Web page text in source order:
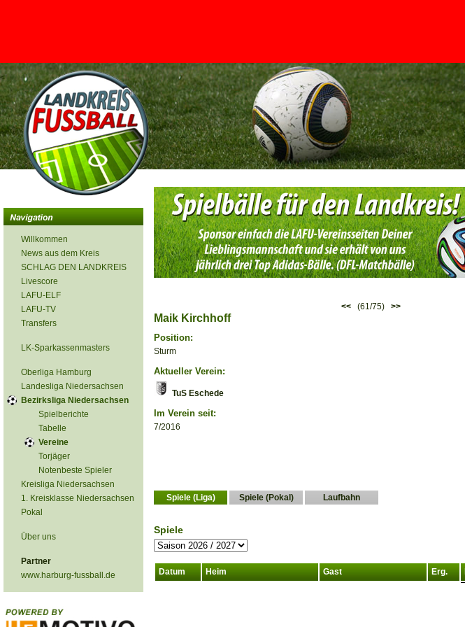
<
Willkommen
News aus dem Kreis
SCHLAG DEN LANDKREIS
Livescore
LAFU-ELF
LAFU-TV
Transfers
LK-Sparkassenmasters
Oberliga Hamburg
Landesliga Niedersachsen
Bezirksliga Niedersachsen
Spielberichte
Tabelle
Vereine
Torjäger
Notenbeste Spieler
Kreisliga Niedersachsen
1. Kreisklasse Niedersachsen
Pokal
Über uns
Partner
www.harburg-fussball.de
<< (61/75) >>
Maik Kirchhoff
Position:
Sturm
Aktueller Verein:
TuS Eschede
Im Verein seit:
7/2016
Spiele (Liga) Spiele (Pokal) Laufbahn
Spiele
Datum Heim Gast Erg.